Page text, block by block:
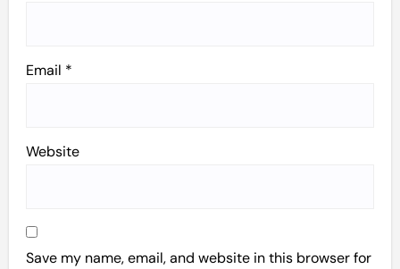
Email *
Website
Save my name, email, and website in this browser for